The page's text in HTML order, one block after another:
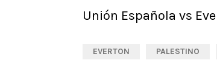
Unión Española vs
EVERTON PALESTINO